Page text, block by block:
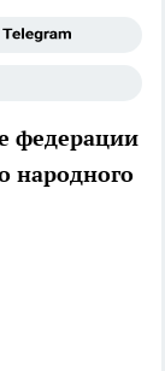
федерации
народного